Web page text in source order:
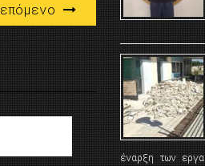
επόμενο
έναρξη των